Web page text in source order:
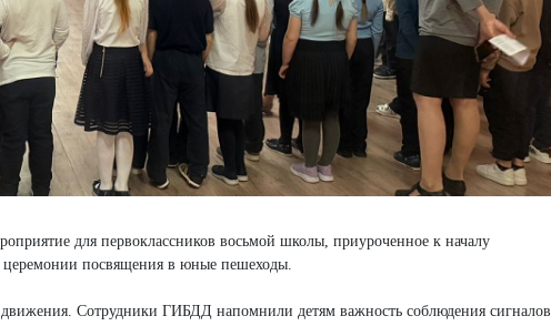
для первоклассников восьмой школы, приуроченное к началу
церемонии посвящения в юные пешеходы.
Сотрудники ГИБДД напомнили детям важность соблюдения сигналов